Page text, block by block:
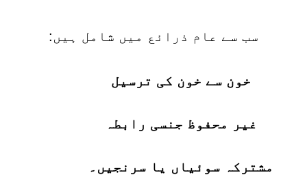
سب سے عام ذرائع میں شامل ہیں:
خون سے خون کی ترسیل
غیر محفوظ جنسی رابطہ
مشترکہ سوئیاں یا سرنجیں۔